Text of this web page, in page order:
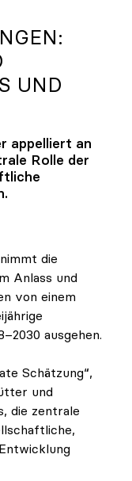
UND
appelliert an
Rolle der
die
Anlass und
von einem
ausgehen.
Schätzung“,
und
die zentrale